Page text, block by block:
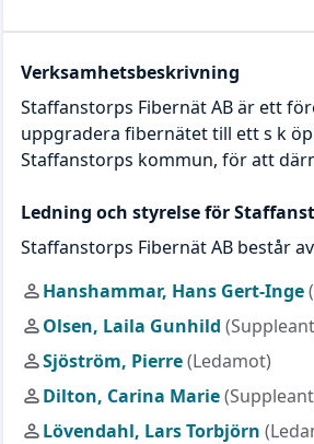
Verksamhetsbeskrivning
Staffanstorps Fibernät AB är ett
uppgradera fibernätet till ett s k
Staffanstorps kommun, för att
Ledning och styrelse för
Staffanstorps Fibernät AB består
Hanshammar, Hans Gert-Inge
Olsen, Laila Gunhild
Sjöström, Pierre(Ledamot)
Dilton, Carina Marie
Lövendahl, Lars Torbjörn